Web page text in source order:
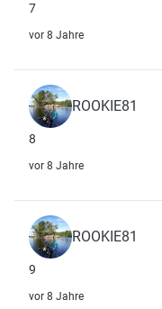
7
vor 8 Jahre
ROOKIE81
8
vor 8 Jahre
ROOKIE81
9
vor 8 Jahre